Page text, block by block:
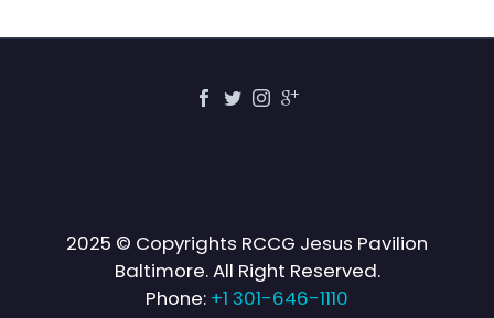
2025 © Copyrights RCCG Jesus Pavilion
Baltimore. All Right Reserved.
Phone: +1 301-646-1110